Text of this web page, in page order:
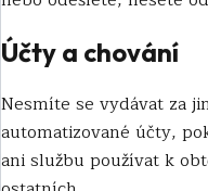
Účty a chování
Nesmíte se vydávat za
automatizované účty,
ani službu používat k